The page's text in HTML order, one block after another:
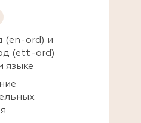
(en-ord) и
(ett-ord)
языке